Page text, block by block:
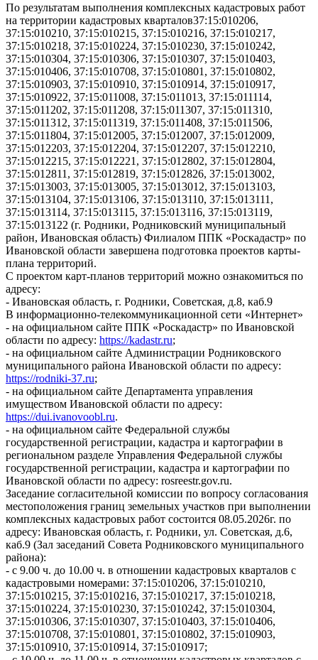
По результатам выполнения комплексных кадастровых работ
на территории кадастровых кварталов37:15:010206,
37:15:010210, 37:15:010215, 37:15:010216, 37:15:010217,
37:15:010218, 37:15:010224, 37:15:010230, 37:15:010242,
37:15:010304, 37:15:010306, 37:15:010307, 37:15:010403,
37:15:010406, 37:15:010708, 37:15:010801, 37:15:010802,
37:15:010903, 37:15:010910, 37:15:010914, 37:15:010917,
37:15:010922, 37:15:011008, 37:15:011013, 37:15:011114,
37:15:011202, 37:15:011208, 37:15:011307, 37:15:011310,
37:15:011312, 37:15:011319, 37:15:011408, 37:15:011506,
37:15:011804, 37:15:012005, 37:15:012007, 37:15:012009,
37:15:012203, 37:15:012204, 37:15:012207, 37:15:012210,
37:15:012215, 37:15:012221, 37:15:012802, 37:15:012804,
37:15:012811, 37:15:012819, 37:15:012826, 37:15:013002,
37:15:013003, 37:15:013005, 37:15:013012, 37:15:013103,
37:15:013104, 37:15:013106, 37:15:013110, 37:15:013111,
37:15:013114, 37:15:013115, 37:15:013116, 37:15:013119,
37:15:013122 (г. Родники, Родниковский муниципальный
район, Ивановская область) Филиалом ППК «Роскадастр» по
Ивановской области завершена подготовка проектов карты-
плана территорий.
С проектом карт-планов территорий можно ознакомиться по
адресу:
- Ивановская область, г. Родники, Советская, д.8, каб.9
В информационно-телекоммуникационной сети «Интернет»
- на официальном сайте ППК «Роскадастр» по Ивановской
области по адресу: https://kadastr.ru;
- на официальном сайте Администрации Родниковского
муниципального района Ивановской области по адресу:
https://rodniki-37.ru;
- на официальном сайте Департамента управления
имуществом Ивановской области по адресу:
https://dui.ivanovoobl.ru.
- на официальном сайте Федеральной службы
государственной регистрации, кадастра и картографии в
региональном разделе Управления Федеральной службы
государственной регистрации, кадастра и картографии по
Ивановской области по адресу: rosreestr.gov.ru.
Заседание согласительной комиссии по вопросу согласования
местоположения границ земельных участков при выполнении
комплексных кадастровых работ состоится 08.05.2026г. по
адресу: Ивановская область, г. Родники, ул. Советская, д.6,
каб.9 (Зал заседаний Совета Родниковского муниципального
района):
- с 9.00 ч. до 10.00 ч. в отношении кадастровых кварталов с
кадастровыми номерами: 37:15:010206, 37:15:010210,
37:15:010215, 37:15:010216, 37:15:010217, 37:15:010218,
37:15:010224, 37:15:010230, 37:15:010242, 37:15:010304,
37:15:010306, 37:15:010307, 37:15:010403, 37:15:010406,
37:15:010708, 37:15:010801, 37:15:010802, 37:15:010903,
37:15:010910, 37:15:010914, 37:15:010917;